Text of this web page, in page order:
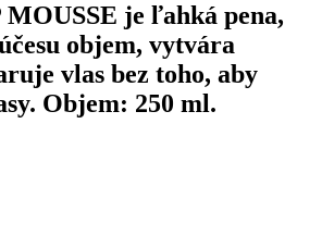
je ľahká pena,
objem, vytvára
vlas bez toho, aby
Objem: 250 ml.